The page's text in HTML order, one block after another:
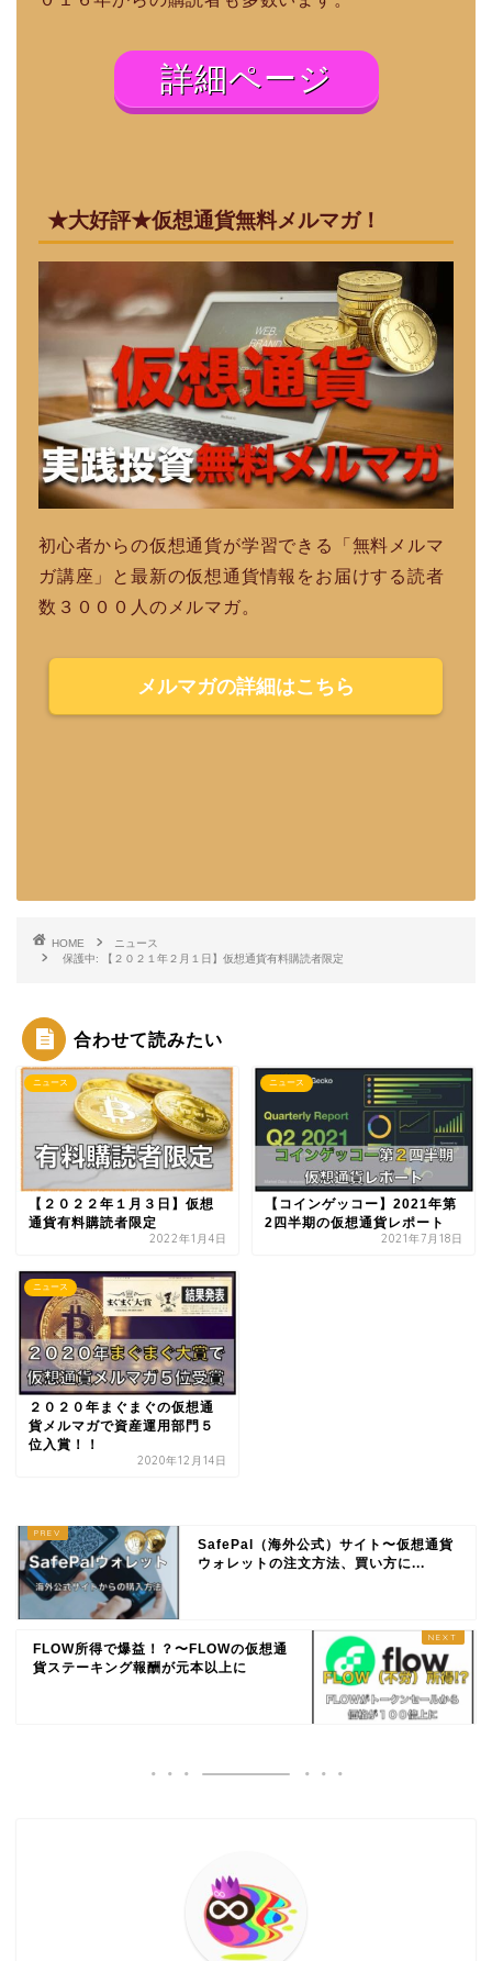
詳細ページ
★大好評★仮想通貨無料メルマガ！
初心者からの仮想通貨が学習できる「無料メルマ
ガ講座」と最新の仮想通貨情報をお届けする読者
数３０００人のメルマガ。
メルマガの詳細はこちら
HOME
ニュース
保護中: 【２０２１年２月１日】仮想通貨有料購読者限定
合わせて読みたい
ニュース
【２０２２年１月３日】仮想
通貨有料購読者限定
2022年1月4日
ニュース
【コインゲッコー】2021年第
2四半期の仮想通貨レポート
2021年7月18日
ニュース
２０２０年まぐまぐの仮想通
貨メルマガで資産運用部門５
位入賞！！
2020年12月14日
SafePal（海外公式）サイト〜仮想通貨
ウォレットの注文方法、買い方に...
FLOW所得で爆益！？〜FLOWの仮想通
貨ステーキング報酬が元本以上に